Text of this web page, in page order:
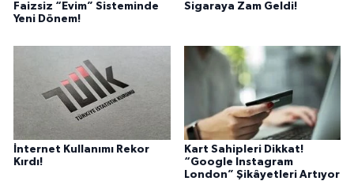
Faizsiz “Evim” Sisteminde
Yeni Dönem!
Sigaraya Zam Geldi!
İnternet Kullanımı Rekor
Kırdı!
Kart Sahipleri Dikkat!
“Google Instagram
London” Şikâyetleri Artıyor